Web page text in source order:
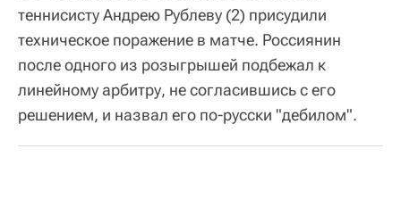
теннисисту Андрею Рублеву (2) присудили
техническое поражение в матче. Россиянин
после одного из розыгрышей подбежал к
линейному арбитру, не согласившись с его
решением, и назвал его по-русски "дебилом".